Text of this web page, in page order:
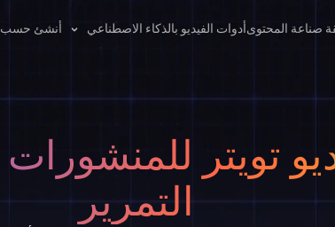
صناعة المحتوىأدوات الفيديو بالذكاء الاصطناعي أنشئ حسب
تويتر
التمرير